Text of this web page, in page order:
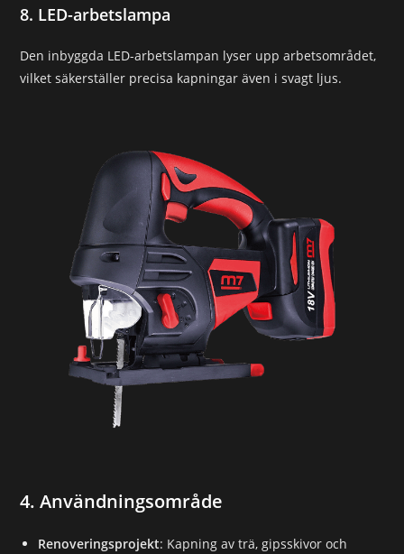
8. LED-arbetslampa
Den inbyggda LED-arbetslampan lyser upp arbetsområdet,
vilket säkerställer precisa kapningar även i svagt ljus.
4. Användningsområde
Renoveringsprojekt: Kapning av trä, gipsskivor och